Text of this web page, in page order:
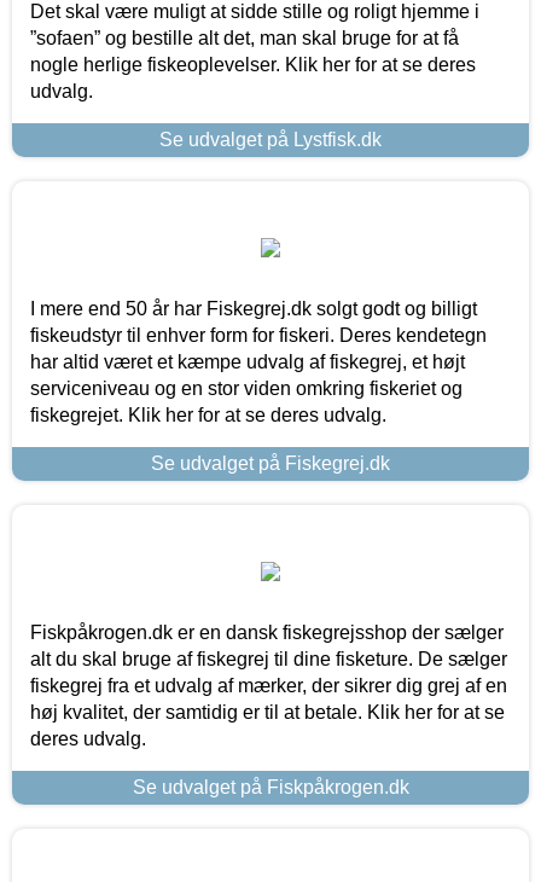
Det skal være muligt at sidde stille og roligt hjemme i
”sofaen” og bestille alt det, man skal bruge for at få
nogle herlige fiskeoplevelser. Klik her for at se deres
udvalg.
Se udvalget på Lystfisk.dk
I mere end 50 år har Fiskegrej.dk solgt godt og billigt
fiskeudstyr til enhver form for fiskeri. Deres kendetegn
har altid været et kæmpe udvalg af fiskegrej, et højt
serviceniveau og en stor viden omkring fiskeriet og
fiskegrejet. Klik her for at se deres udvalg.
Se udvalget på Fiskegrej.dk
Fiskpåkrogen.dk er en dansk fiskegrejsshop der sælger
alt du skal bruge af fiskegrej til dine fisketure. De sælger
fiskegrej fra et udvalg af mærker, der sikrer dig grej af en
høj kvalitet, der samtidig er til at betale. Klik her for at se
deres udvalg.
Se udvalget på Fiskpåkrogen.dk